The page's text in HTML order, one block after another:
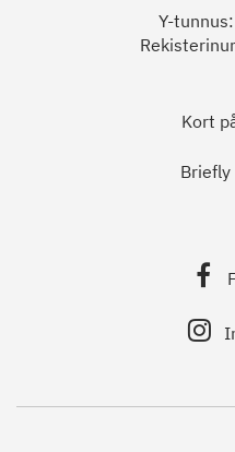
Y-
Kort
Briefly